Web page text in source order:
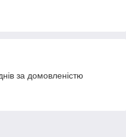
за домовленістю